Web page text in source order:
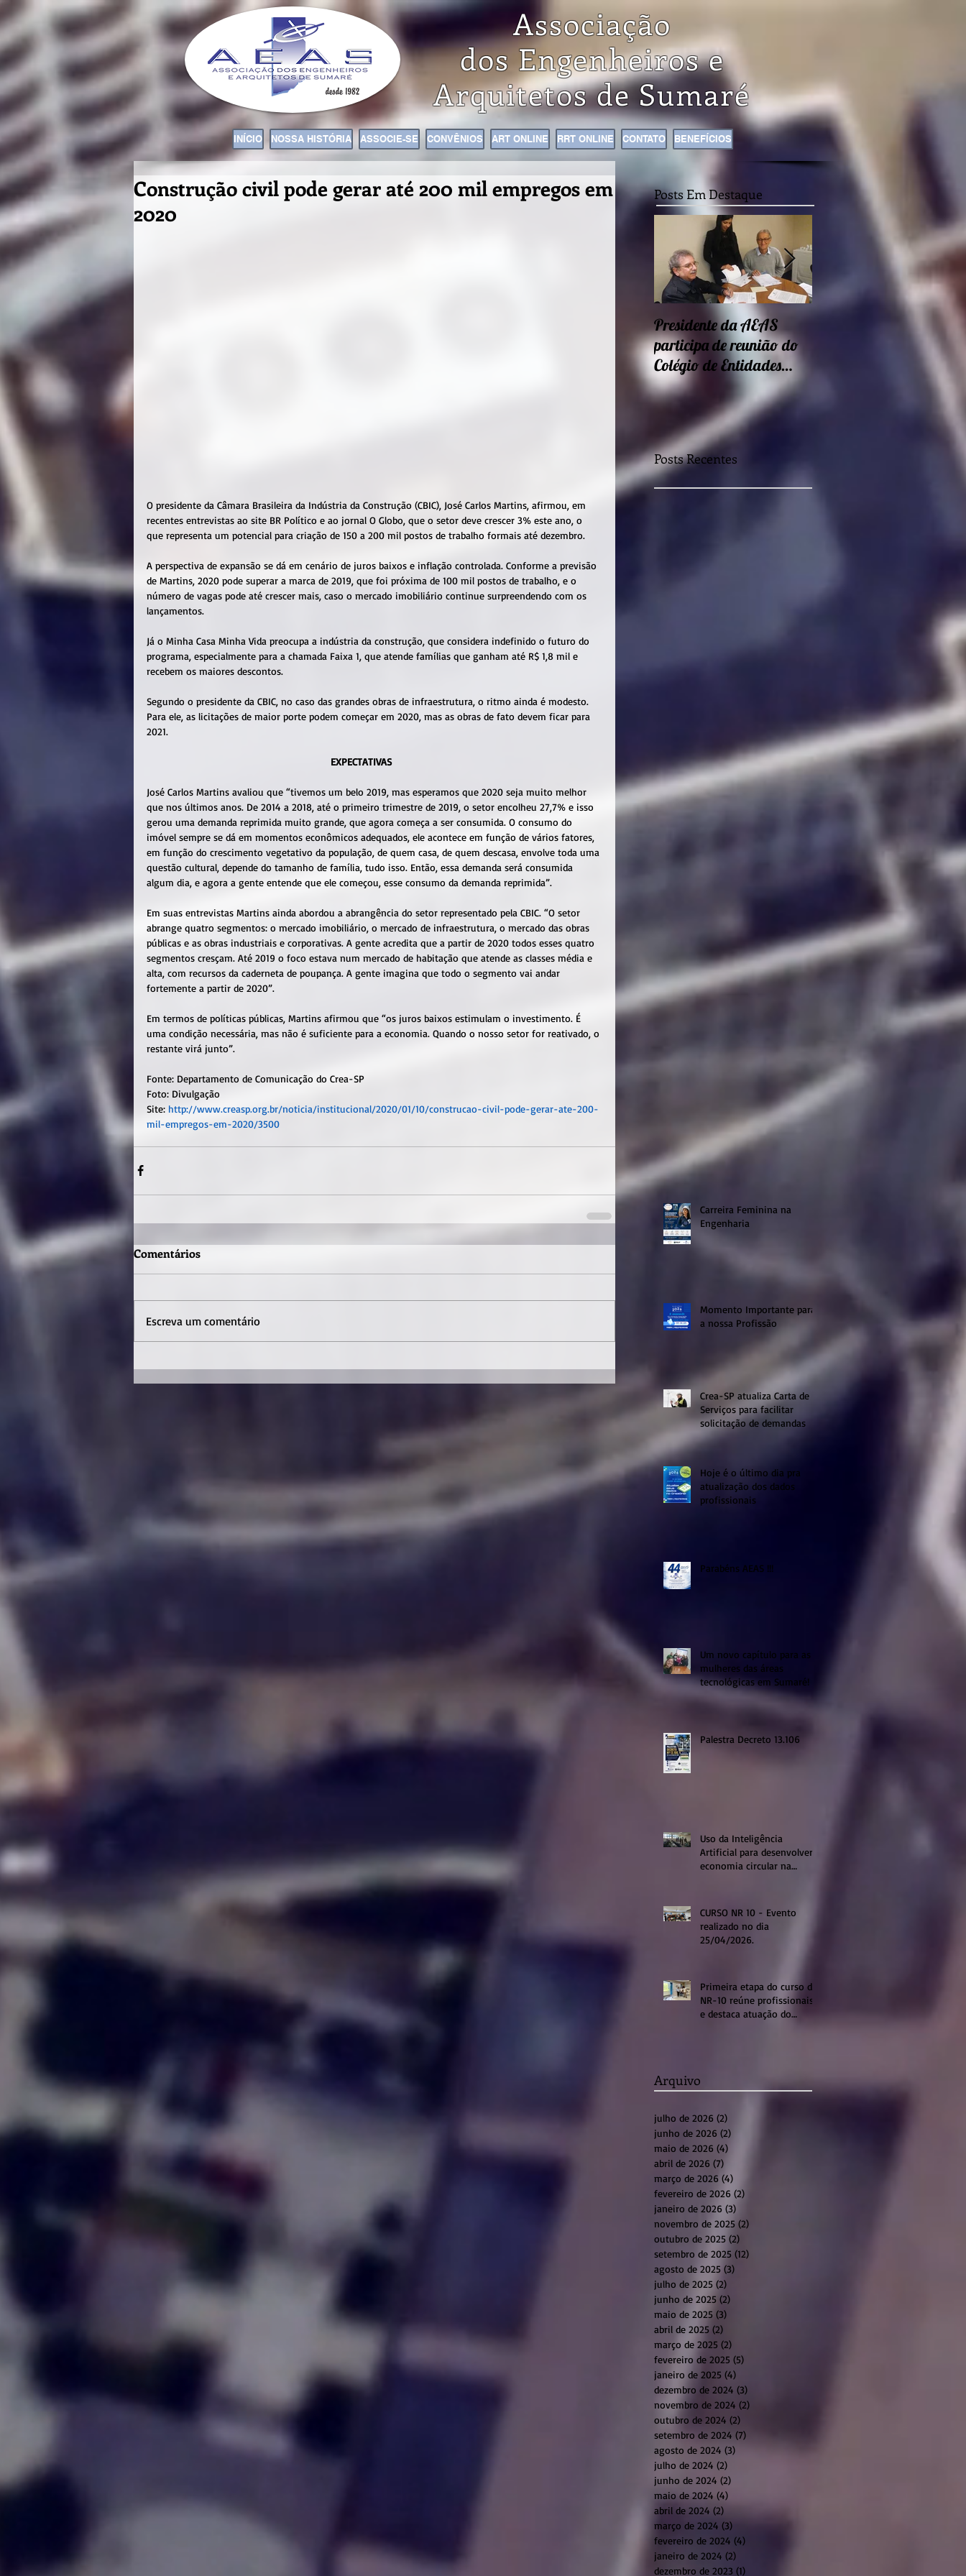
Associação
dos Engenheiros e
Arquitetos deSumaré
INÍCIO NOSSA HISTÓRIA ASSOCIE-SE CONVÊNIOS ART ONLINE RRT ONLINE CONTATO BENEFÍCIOS
Construção civil pode gerar até 200 mil empregos em
2020
O presidente da Câmara Brasileira da Indústria da Construção (CBIC), José Carlos Martins, afirmou, em
recentes entrevistas ao site BR Político e ao jornal O Globo, que o setor deve crescer 3% este ano, o
que representa um potencial para criação de 150 a 200 mil postos de trabalho formais até dezembro.
A perspectiva de expansão se dá em cenário de juros baixos e inflação controlada. Conforme a previsão
de Martins, 2020 pode superar a marca de 2019, que foi próxima de 100 mil postos de trabalho, e o
número de vagas pode até crescer mais, caso o mercado imobiliário continue surpreendendo com os
lançamentos.
Já o Minha Casa Minha Vida preocupa a indústria da construção, que considera indefinido o futuro do
programa, especialmente para a chamada Faixa 1, que atende famílias que ganham até R$ 1,8 mil e
recebem os maiores descontos.
Segundo o presidente da CBIC, no caso das grandes obras de infraestrutura, o ritmo ainda é modesto.
Para ele, as licitações de maior porte podem começar em 2020, mas as obras de fato devem ficar para
2021.
                                                                EXPECTATIVAS
José Carlos Martins avaliou que “tivemos um belo 2019, mas esperamos que 2020 seja muito melhor
que nos últimos anos. De 2014 a 2018, até o primeiro trimestre de 2019, o setor encolheu 27,7% e isso
gerou uma demanda reprimida muito grande, que agora começa a ser consumida. O consumo do
imóvel sempre se dá em momentos econômicos adequados, ele acontece em função de vários fatores,
em função do crescimento vegetativo da população, de quem casa, de quem descasa, envolve toda uma
questão cultural, depende do tamanho de família, tudo isso. Então, essa demanda será consumida
algum dia, e agora a gente entende que ele começou, esse consumo da demanda reprimida”.
Em suas entrevistas Martins ainda abordou a abrangência do setor representado pela CBIC. “O setor
abrange quatro segmentos: o mercado imobiliário, o mercado de infraestrutura, o mercado das obras
públicas e as obras industriais e corporativas. A gente acredita que a partir de 2020 todos esses quatro
segmentos cresçam. Até 2019 o foco estava num mercado de habitação que atende as classes média e
alta, com recursos da caderneta de poupança. A gente imagina que todo o segmento vai andar
fortemente a partir de 2020”.
Em termos de políticas públicas, Martins afirmou que “os juros baixos estimulam o investimento. É
uma condição necessária, mas não é suficiente para a economia. Quando o nosso setor for reativado, o
restante virá junto”.
Fonte: Departamento de Comunicação do Crea-SP
Foto: Divulgação
Site: http://www.creasp.org.br/noticia/institucional/2020/01/10/construcao-civil-pode-gerar-ate-200-
mil-empregos-em-2020/3500
Comentários
Escreva um comentário
Posts Em Destaque
Presidente da AEAS
participa de reunião do
Colégio de Entidades
Regionais
Encontros sobre Eficiência
sustentabilidade seguem
Posts Recentes
Carreira Feminina na
Engenharia
Momento Importante para
a nossa Profissão
Crea-SP atualiza Carta de
Serviços para facilitar
solicitação de demandas
Hoje é o último dia pra
atualização dos dados
profissionais
Parabéns AEAS !!!
Um novo capítulo para as
mulheres das áreas
tecnológicas em Sumaré!
Palestra Decreto 13.106
Uso da Inteligência
Artificial para desenvolver a
economia circular na
CURSO NR 10 - Evento
realizado no dia
25/04/2026.
Primeira etapa do curso de
NR-10 reúne profissionais
e destaca atuação do
Arquivo
julho de 2026 (2)
junho de 2026 (2)
maio de 2026 (4)
abril de 2026 (7)
março de 2026 (4)
fevereiro de 2026 (2)
janeiro de 2026 (3)
novembro de 2025 (2)
outubro de 2025 (2)
setembro de 2025 (12)
agosto de 2025 (3)
julho de 2025 (2)
junho de 2025 (2)
maio de 2025 (3)
abril de 2025 (2)
março de 2025 (2)
fevereiro de 2025 (5)
janeiro de 2025 (4)
dezembro de 2024 (3)
novembro de 2024 (2)
outubro de 2024 (2)
setembro de 2024 (7)
agosto de 2024 (3)
julho de 2024 (2)
junho de 2024 (2)
maio de 2024 (4)
abril de 2024 (2)
março de 2024 (3)
fevereiro de 2024 (4)
janeiro de 2024 (2)
dezembro de 2023 (1)